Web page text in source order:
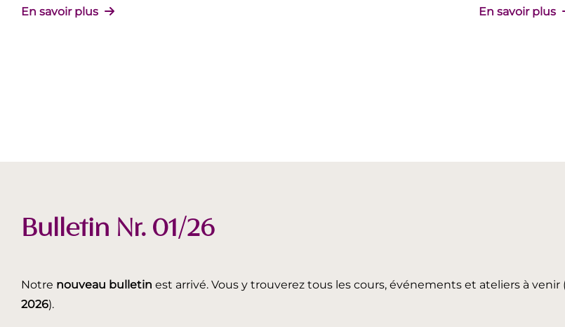
En savoir plus
En savoir plus
Bulletin Nr. 01/26
Notre nouveau bulletin est arrivé. Vous y trouverez tous les cours, événements et ateliers à venir
2026).